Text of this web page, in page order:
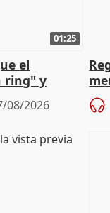
01:25
el
ring" y
pacto con
08/2026